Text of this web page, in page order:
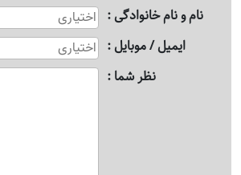
نام و نام خانوادگی
ایمیل / موبایل
نظر شما